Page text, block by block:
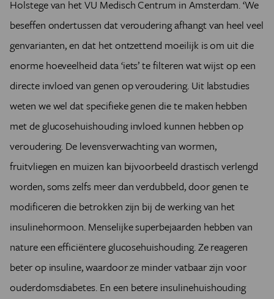
Holstege van het VU Medisch Centrum in Amsterdam. ‘We
beseffen ondertussen dat veroudering afhangt van heel veel
genvarianten, en dat het ontzettend moeilijk is om uit die
enorme hoeveelheid data ‘iets’ te filteren wat wijst op een
directe invloed van genen op veroudering. Uit labstudies
weten we wel dat specifieke genen die te maken hebben
met de glucosehuishouding invloed kunnen hebben op
veroudering. De levensverwachting van wormen,
fruitvliegen en muizen kan bijvoorbeeld drastisch verlengd
worden, soms zelfs meer dan verdubbeld, door genen te
modificeren die betrokken zijn bij de werking van het
insulinehormoon. Menselijke superbejaarden hebben van
nature een efficiëntere glucosehuishouding. Ze reageren
beter op insuline, waardoor ze minder vatbaar zijn voor
ouderdomsdiabetes. En een betere insulinehuishouding